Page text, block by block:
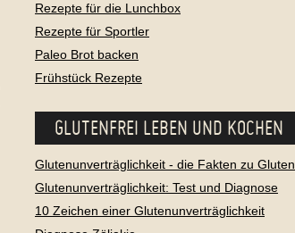
Rezepte für die Lunchbox
Rezepte für Sportler
Paleo Brot backen
Frühstück Rezepte
GLUTENFREI LEBEN UND KOCHEN
Glutenunverträglichkeit - die Fakten zu Gluten
Glutenunverträglichkeit: Test und Diagnose
10 Zeichen einer Glutenunverträglichkeit